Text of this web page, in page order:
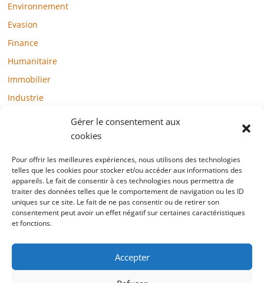
Gérer le consentement aux
cookies
Pour offrir les meilleures expériences, nous utilisons des technologies
telles que les cookies pour stocker et/ou accéder aux informations des
appareils. Le fait de consentir à ces technologies nous permettra de
traiter des données telles que le comportement de navigation ou les ID
uniques sur ce site. Le fait de ne pas consentir ou de retirer son
consentement peut avoir un effet négatif sur certaines caractéristiques
et fonctions.
Accepter
Environnement
Evasion
Finance
Humanitaire
Immobilier
Industrie
Mode / Beauté / Bien-être
Santé
Société
Sports
Technologie / Internet